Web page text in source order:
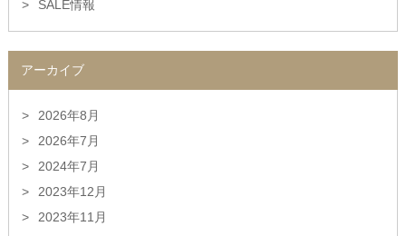
SALE情報
アーカイブ
2026年8月
2026年7月
2024年7月
2023年12月
2023年11月